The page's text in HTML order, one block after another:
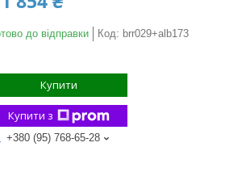
до відправки Код: brr029+alb173
Купити
Купити з
+380 (95) 768-65-28